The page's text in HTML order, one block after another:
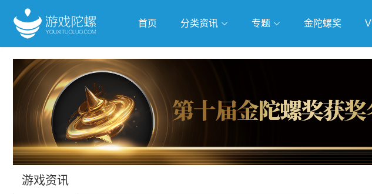
首页 分类资讯 专题
抢滩全球 人工智能 武侠游戏 独立游戏 云游戏
跨界Talk
金陀螺奖
游戏资讯